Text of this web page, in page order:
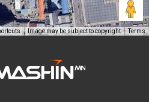
Image may be subject to copyright Terms